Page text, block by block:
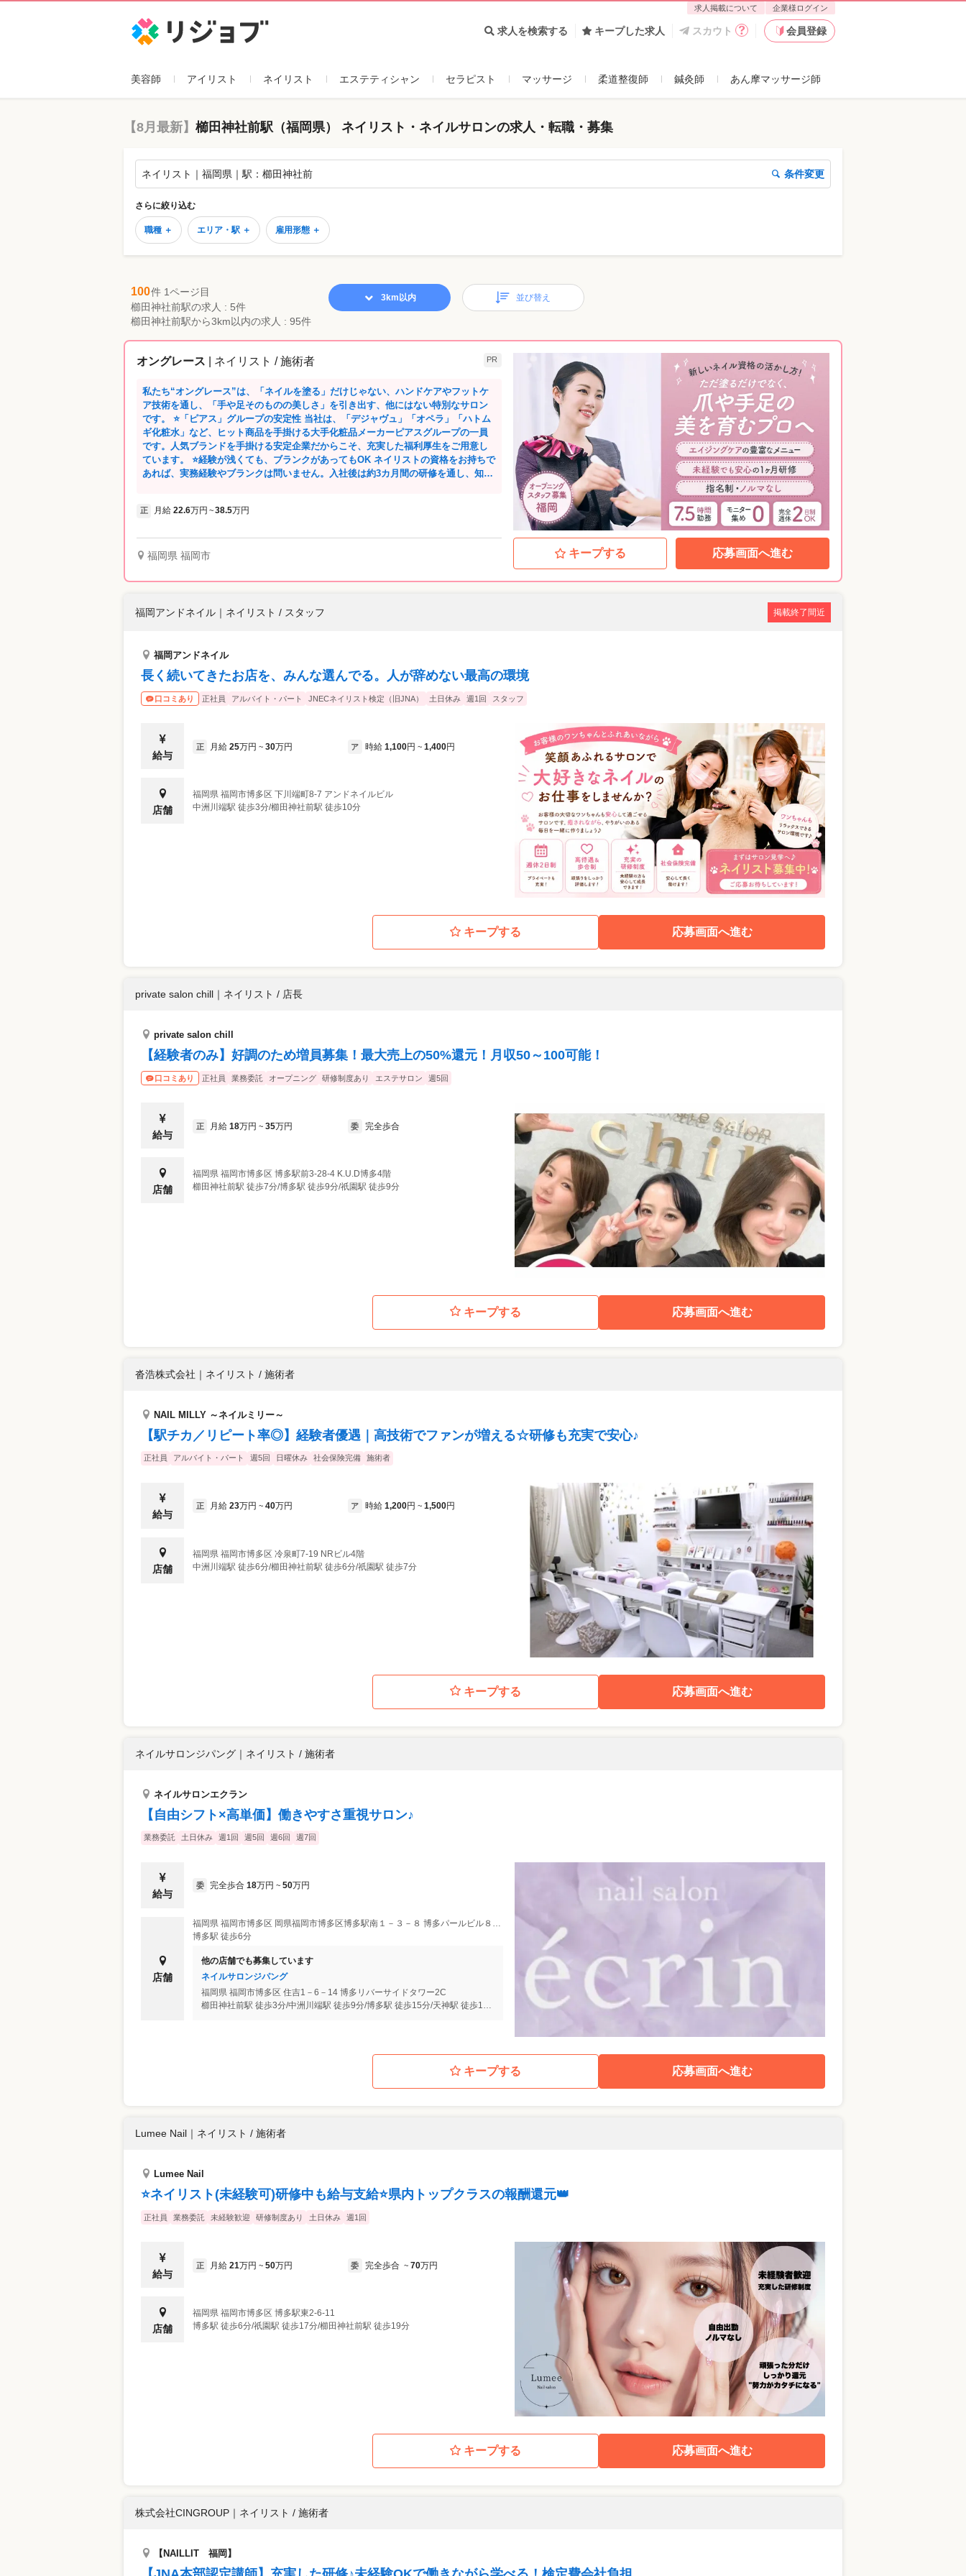
求人掲載について 企業様ログイン
求人を検索する キープした求人 スカウト 会員登録
美容師 アイリスト ネイリスト エステティシャン セラピスト マッサージ 柔道整復師 鍼灸師 あん摩マッサージ師
【8月最新】 櫛田神社前駅（福岡県） ネイリスト・ネイルサロンの求人・転職・募集
ネイリスト｜福岡県｜駅：櫛田神社前 条件変更
さらに絞り込む
職種 ＋ エリア・駅 ＋ 雇用形態 ＋
100件 1ページ目
櫛田神社前駅の求人 : 5件
櫛田神社前駅から3km以内の求人 : 95件
3km以内 並び替え
オングレース | ネイリスト / 施術者 PR
私たち“オングレース”は、「ネイルを塗る」だけじゃない、ハンドケアやフットケ
ア技術を通し、「手や足そのものの美しさ」を引き出す、他にはない特別なサロン
です。 ⭐「ピアス」グループの安定性 当社は、「デジャヴュ」「オペラ」「ハトム
ギ化粧水」など、ヒット商品を手掛ける大手化粧品メーカーピアスグループの一員
です。人気ブランドを手掛ける安定企業だからこそ、充実した福利厚生をご用意し
ています。 ⭐経験が浅くても、ブランクがあってもOK ネイリストの資格をお持ちで
あれば、実務経験やブランクは問いません。入社後は約3カ月間の研修を通し、知識
高級感を感じられる接客の技術もしっかりレクチャーします。 ⭐オン・オフのメリ
が発生することはありません。休日の研修や施術レクチャーなどもないため、プラ
イベートも大切にしながら働けます。 ⭐1カ月のお休みが選べる 「月8日休み」「月
OK！ライフスタイルに合わせた働き方を実現できます。 ⭐入社3年目の先輩が語
不安がありました。オングレースでは実力や頑張りに応じて昇給・昇格が当たり前
ネイルサロンというより、手元を含めたケアが目的の方が多く、「爪を育てたい」
ます。 そういったお悩みを持つお客様に、「あなたに施術してもらった後、出先で
手元を褒められたの」と嬉しそうに報告していただいた時は、本当に嬉しかったで
すね。百貨店内に展開していることもあって、穏やかで優しいお客様が多いです。
て、ライフステージが変わってもこの仕事を続けたいです！
正 月給 22.6万円 ~38.5万円
福岡県 福岡市 キープする 応募画面へ進む
掲載終了間近
福岡アンドネイル ｜ ネイリスト / スタッフ
福岡アンドネイル
長く続いてきたお店を、みんな選んでる。人が辞めない最高の環境
口コミあり 正社員 アルバイト・パート JNECネイリスト検定（旧JNA） 土日休み 週1回 スタッフ
給与
正 月給 25万円 ~ 30万円 ア 時給 1,100円 ~ 1,400円
店舗
福岡県 福岡市博多区 下川端町8-7 アンドネイルビル
中洲川端駅 徒歩3分/櫛田神社前駅 徒歩10分
キープする 応募画面へ進む
private salon chill ｜ ネイリスト / 店長
private salon chill
【経験者のみ】好調のため増員募集！最大売上の50%還元！月収50～100可能！
口コミあり 正社員 業務委託 オープニング 研修制度あり エステサロン 週5回
給与
正 月給 18万円 ~ 35万円 委 完全歩合
店舗
福岡県 福岡市博多区 博多駅前3-28-4 K.U.D博多4階
櫛田神社前駅 徒歩7分/博多駅 徒歩9分/祇園駅 徒歩9分
キープする 応募画面へ進む
沓浩株式会社 ｜ ネイリスト / 施術者
NAIL MILLY ～ネイルミリー～
【駅チカ／リピート率◎】経験者優遇｜高技術でファンが増える☆研修も充実で安心♪
正社員 アルバイト・パート 週5回 日曜休み 社会保険完備 施術者
給与
正 月給 23万円 ~ 40万円 ア 時給 1,200円 ~ 1,500円
店舗
福岡県 福岡市博多区 冷泉町7-19 NRビル4階
中洲川端駅 徒歩6分/櫛田神社前駅 徒歩6分/祇園駅 徒歩7分
キープする 応募画面へ進む
ネイルサロンジパング ｜ ネイリスト / 施術者
ネイルサロンエクラン
【自由シフト×高単価】働きやすさ重視サロン♪
業務委託 土日休み 週1回 週5回 週6回 週7回
給与
委 完全歩合 18万円 ~ 50万円
店舗
福岡県 福岡市博多区 岡県福岡市博多区博多駅南１－３－８ 博多パールビル８０１
博多駅 徒歩6分
他の店舗でも募集しています
ネイルサロンジパング
福岡県 福岡市博多区 住吉1－6－14 博多リバーサイドタワー2C
櫛田神社前駅 徒歩3分/中洲川端駅 徒歩9分/博多駅 徒歩15分/天神駅 徒歩15分
キープする 応募画面へ進む
Lumee Nail ｜ ネイリスト / 施術者
Lumee Nail
⭐️ネイリスト(未経験可)研修中も給与支給⭐️県内トップクラスの報酬還元👑
正社員 業務委託 未経験歓迎 研修制度あり 土日休み 週1回
給与
正 月給 21万円 ~ 50万円 委 完全歩合 ~ 70万円
店舗
福岡県 福岡市博多区 博多駅東2-6-11
博多駅 徒歩6分/祇園駅 徒歩17分/櫛田神社前駅 徒歩19分
キープする 応募画面へ進む
株式会社CINGROUP ｜ ネイリスト / 施術者
【NAILLIT 福岡】